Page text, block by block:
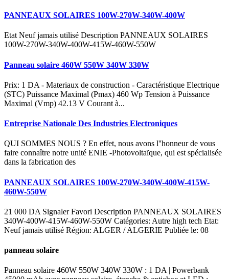
PANNEAUX SOLAIRES 100W-270W-340W-400W
Etat Neuf jamais utilisé Description PANNEAUX SOLAIRES
100W-270W-340W-400W-415W-460W-550W
Panneau solaire 460W 550W 340W 330W
Prix: 1 DA - Materiaux de construction - Caractéristique Electrique
(STC) Puissance Maximal (Pmax) 460 Wp Tension à Puissance
Maximal (Vmp) 42.13 V Courant à...
Entreprise Nationale Des Industries Electroniques
QUI SOMMES NOUS ? En effet, nous avons l''honneur de vous
faire connaître notre unité ENIE -Photovoltaïque, qui est spécialisée
dans la fabrication des
PANNEAUX SOLAIRES 100W-270W-340W-400W-415W-
460W-550W
21 000 DA Signaler Favori Description PANNEAUX SOLAIRES
340W-400W-415W-460W-550W Catégories: Autre high tech Etat:
Neuf jamais utilisé Région: ALGER / ALGERIE Publiée le: 08
panneau solaire
Panneau solaire 460W 550W 340W 330W : 1 DA | Powerbank